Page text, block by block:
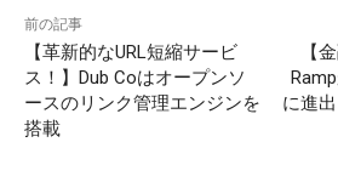
前の記事
【革新的なURL短縮サービ
ス！】Dub Coはオープンソ
ースのリンク管理エンジンを
搭載
【
に進